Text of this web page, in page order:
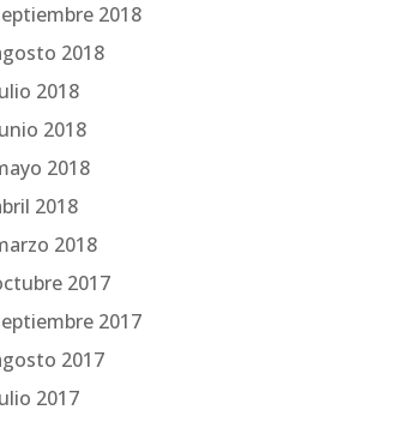
2018
2018
2018
2018
2018
2018
2018
2017
2017
2017
2017